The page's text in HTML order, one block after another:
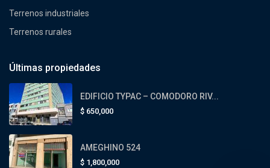
Terrenos industriales
Terrenos rurales
Últimas propiedades
EDIFICIO TYPAC – COMODORO RIV...
$ 650,000
AMEGHINO 524
$ 1,800,000